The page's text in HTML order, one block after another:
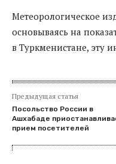
Метеорологическое
основываясь на
в Туркменистане, эту
Предыдущая статья
Посольство России в
Ашхабаде
прием посетителей